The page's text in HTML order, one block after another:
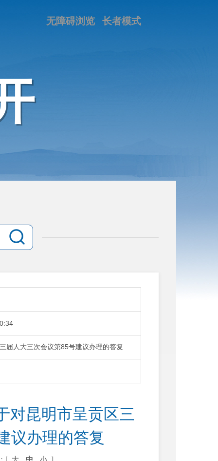
长者模式
无障碍浏览
届人大三次会议第85号建议办理的答复
对昆明市呈贡区三
议办理的答复
[ 大 中 小 ]